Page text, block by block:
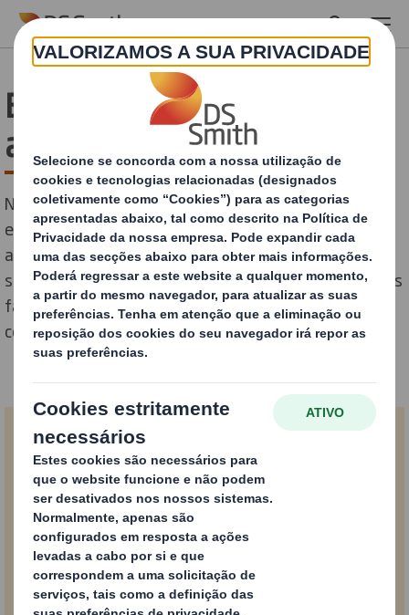
Skip to main content
Eficácia e diferenciação
aplicadas ao packaging
Num mundo globalizado e em constante mudança, as
empresas competem todos os dias para atraírem a
atenção. Perante produtos com características
semelhantes, a disponibilidade e os pequenos detalhes
fazem a diferença e tornam a experiência do
consumidor mais ou menos satisfatória.
Dossier Impressão
Digital